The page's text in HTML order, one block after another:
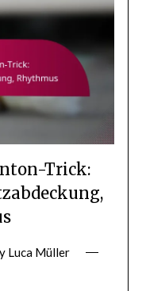
Trick:
Luca Müller